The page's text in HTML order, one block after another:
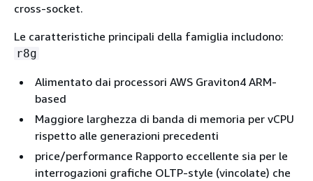
cross-socket.
Le caratteristiche principali della famiglia includono:
r8g
Alimentato dai processori AWS Graviton4 ARM-
based
Maggiore larghezza di banda di memoria per vCPU
rispetto alle generazioni precedenti
price/performance Rapporto eccellente sia per le
interrogazioni grafiche OLTP-style (vincolate) che